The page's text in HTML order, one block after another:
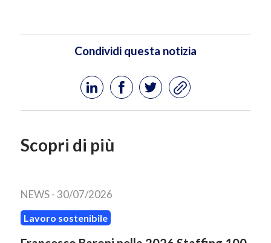
Condividi questa notizia
Scopri di più
NEWS -30/07/2026
Lavoro sostenibile